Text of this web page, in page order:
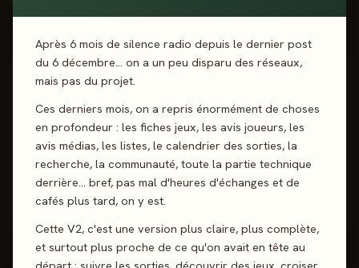
Après 6 mois de silence radio depuis le dernier post
du 6 décembre… on a un peu disparu des réseaux,
mais pas du projet.
Ces derniers mois, on a repris énormément de choses
en profondeur : les fiches jeux, les avis joueurs, les
avis médias, les listes, le calendrier des sorties, la
recherche, la communauté, toute la partie technique
derrière… bref, pas mal d'heures d'échanges et de
cafés plus tard, on y est.
Cette V2, c'est une version plus claire, plus complète,
et surtout plus proche de ce qu'on avait en tête au
-
Pas encore noté · 1 jeux notés
1 positifs 0 neutres